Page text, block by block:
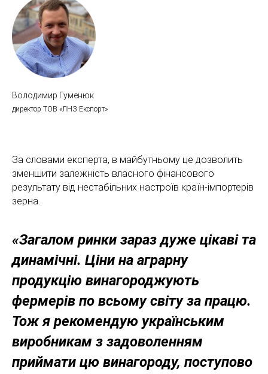
Володимир Гуменюк
директор ТОВ «ЛНЗ Експорт»
За словами експерта, в майбутньому це дозволить
зменшити залежність власного фінансового
результату від нестабільних настроїв країн-імпортерів
зерна.
«Загалом ринки зараз дуже цікаві та
динамічні. Ціни на аграрну
продукцію винагороджують
фермерів по всьому світу за працю.
Тож я рекомендую українським
виробникам з задоволенням
приймати цю винагороду, поступово